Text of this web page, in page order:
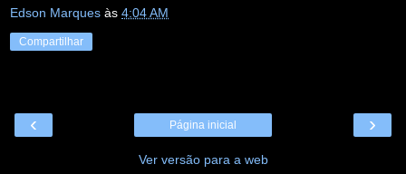
Edson Marques às 4:04 AM
Compartilhar
‹ ›
Página inicial
Ver versão para a web